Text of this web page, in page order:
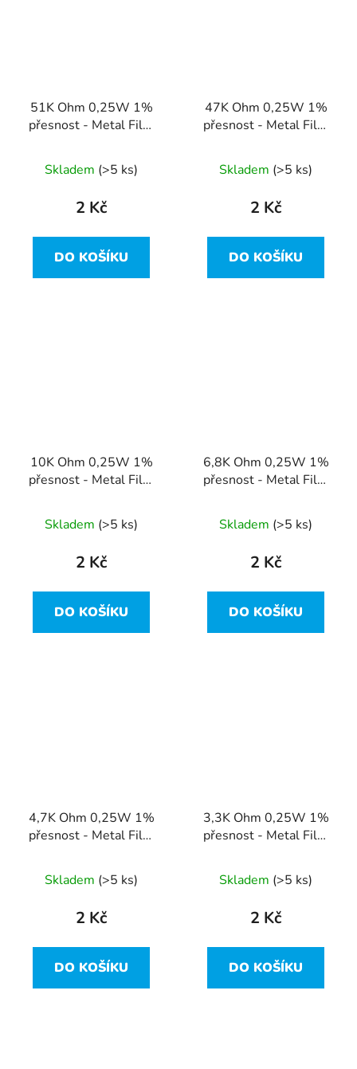
51K Ohm 0,25W 1%
přesnost - Metal Film
Skladem (>5 ks)
2 Kč
DO KOŠÍKU
47K Ohm 0,25W 1%
přesnost - Metal Film
Skladem (>5 ks)
2 Kč
DO KOŠÍKU
10K Ohm 0,25W 1%
přesnost - Metal Film
Skladem (>5 ks)
2 Kč
DO KOŠÍKU
6,8K Ohm 0,25W 1%
přesnost - Metal Film
Skladem (>5 ks)
2 Kč
DO KOŠÍKU
4,7K Ohm 0,25W 1%
přesnost - Metal Film
Skladem (>5 ks)
2 Kč
DO KOŠÍKU
3,3K Ohm 0,25W 1%
přesnost - Metal Film
Skladem (>5 ks)
2 Kč
DO KOŠÍKU